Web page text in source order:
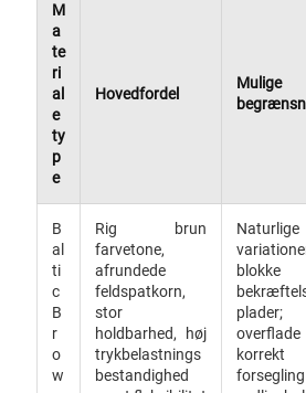
M
a
te
ri
al
e
ty
p
e
Hovedfordel
Mulige
B
al
ti
c
B
r
o
w
Rig brun
farvetone,
afrundede
feldspatkorn,
stor
holdbarhed, høj
trykbelastnings
bestandighed
Naturlige
blokke
plader;
korrekt